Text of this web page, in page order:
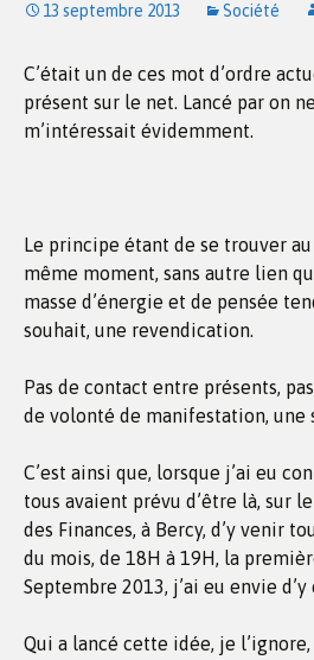
13 septembre 2013 Société
C’était un de ces mot d’ordre
présent sur le net. Lancé par on
m’intéressait évidemment.
Le principe étant de se trouver
même moment, sans autre lien
masse d’énergie et de pensée
souhait, une revendication.
Pas de contact entre présents,
de volonté de manifestation, une
C’est ainsi que, lorsque j’ai eu
tous avaient prévu d’être là, sur
des Finances, à Bercy, d’y venir
du mois, de 18H à 19H, la
Septembre 2013, j’ai eu envie d’y
Qui a lancé cette idée, je